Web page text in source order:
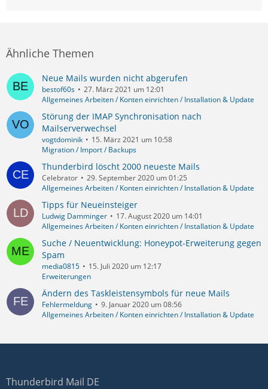
Ähnliche Themen
Neue Mails wurden nicht abgerufen
bestof60s
27. März 2021 um 12:01
Allgemeines Arbeiten / Konten einrichten / Installation & Update
Störung der IMAP Synchronisation nach
Mailserverwechsel
vogtdominik
15. März 2021 um 10:58
Migration / Import / Backups
Thunderbird löscht 2000 neueste Mails
Celebrator
29. September 2020 um 01:25
Allgemeines Arbeiten / Konten einrichten / Installation & Update
Tipps für Neueinsteiger
Ludwig Damminger
17. August 2020 um 14:01
Allgemeines Arbeiten / Konten einrichten / Installation & Update
Suche / Neuentwicklung: Honeypot-Erweiterung gegen
Spam
media0815
15. Juli 2020 um 12:17
Erweiterungen
Ändern des Taskleistensymbols für neue Mails
Fehlermeldung
9. Januar 2020 um 08:56
Allgemeines Arbeiten / Konten einrichten / Installation & Update
Thunderbird Mail DE